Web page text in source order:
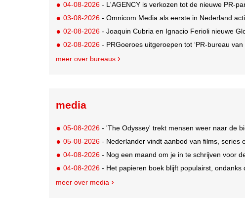
04-08-2026 - L'AGENCY is verkozen tot de nieuwe PR-
03-08-2026 - Omnicom Media als eerste in Nederland
02-08-2026 - Joaquin Cubria en Ignacio Ferioli nieuwe Global
02-08-2026 - PRGoeroes uitgeroepen tot ‘PR-bureau van
meer over bureaus
media
05-08-2026 - 'The Odyssey' trekt mensen weer naar de
05-08-2026 - Nederlander vindt aanbod van films, series
04-08-2026 - Nog een maand om je in te schrijven voor
04-08-2026 - Het papieren boek blijft populairst, ondanks
meer over media